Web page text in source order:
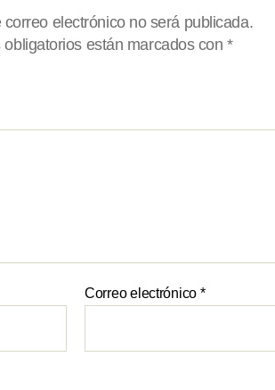
correo electrónico no será publicada.
obligatorios están marcados con*
Correo electrónico *